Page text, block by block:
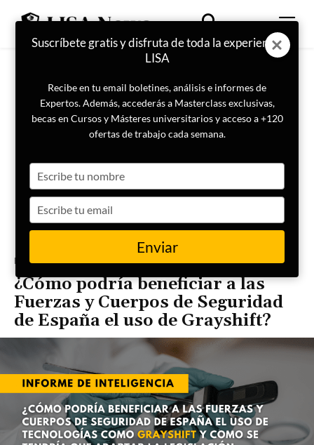
Portada Ciberseguridad
¿Cómo podría beneficiar a las
Fuerzas y Cuerpos de Seguridad
de España el uso de Grayshift?
Suscríbete gratis y disfruta de toda la experiencia
LISA
Recibe en tu email boletines, análisis e informes de
Expertos. Además, accederás a Masterclass exclusivas,
becas en Cursos y Másteres universitarios y acceso a +120
ofertas de trabajo cada semana.
your
name
your
email
Enviar